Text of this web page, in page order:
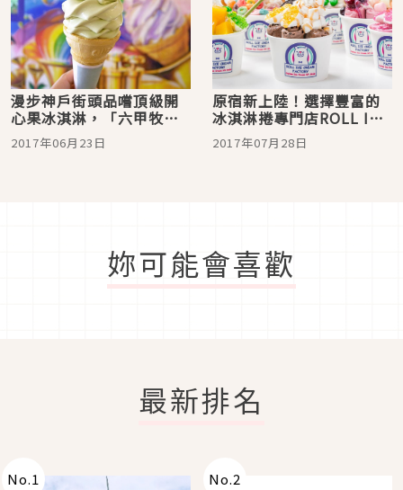
漫步神戶街頭品嚐頂級開
心果冰淇淋，「六甲牧場
咖啡廳」等你來！
2017年06月23日
原宿新上陸！選擇豐富的
冰淇淋捲專門店ROLL ICE
CREAM FACTORY真的超
級誘人
2017年07月28日
妳可能會喜歡
最新排名
No.1 No.2